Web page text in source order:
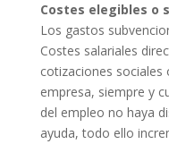
Costes elegibles o
Los gastos
Costes salariales
cotizaciones sociales
empresa, siempre y
del empleo no haya
ayuda, todo ello